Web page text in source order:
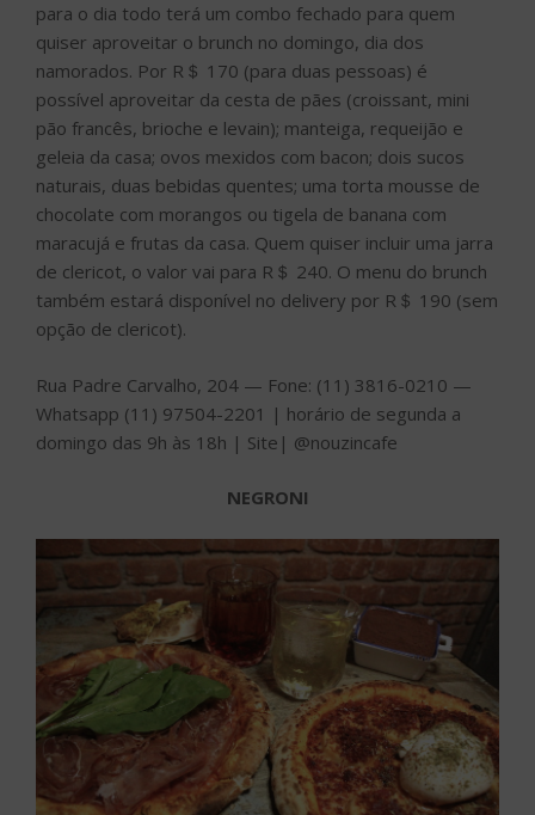
para o dia todo terá um combo fechado para quem
quiser aproveitar o brunch no domingo, dia dos
namorados. Por R＄ 170 (para duas pessoas) é
possível aproveitar da cesta de pães (croissant, mini
pão francês, brioche e levain); manteiga, requeijão e
geleia da casa; ovos mexidos com bacon; dois sucos
naturais, duas bebidas quentes; uma torta mousse de
chocolate com morangos ou tigela de banana com
maracujá e frutas da casa. Quem quiser incluir uma jarra
de clericot, o valor vai para R＄ 240. O menu do brunch
também estará disponível no delivery por R＄ 190 (sem
opção de clericot).
Rua Padre Carvalho, 204 — Fone: (11) 3816-0210 —
Whatsapp (11) 97504-2201 | horário de segunda a
domingo das 9h às 18h | Site| @nouzincafe
NEGRONI